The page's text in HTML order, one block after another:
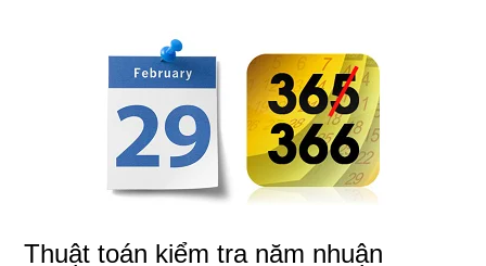
Thuật toán kiểm tra năm nhuận